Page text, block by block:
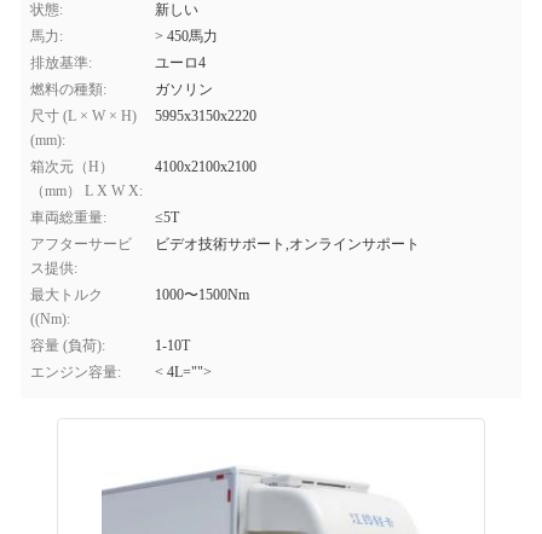
状態:
新しい
馬力:
> 450馬力
排放基準:
ユーロ4
燃料の種類:
ガソリン
尺寸 (L × W × H)
(mm):
5995x3150x2220
箱次元（H）
（mm） L X W X:
4100x2100x2100
車両総重量:
≤5T
アフターサービ
ス提供:
ビデオ技術サポート,オンラインサポート
最大トルク
((Nm):
1000〜1500Nm
容量 (負荷):
1-10T
エンジン容量:
< 4L="">